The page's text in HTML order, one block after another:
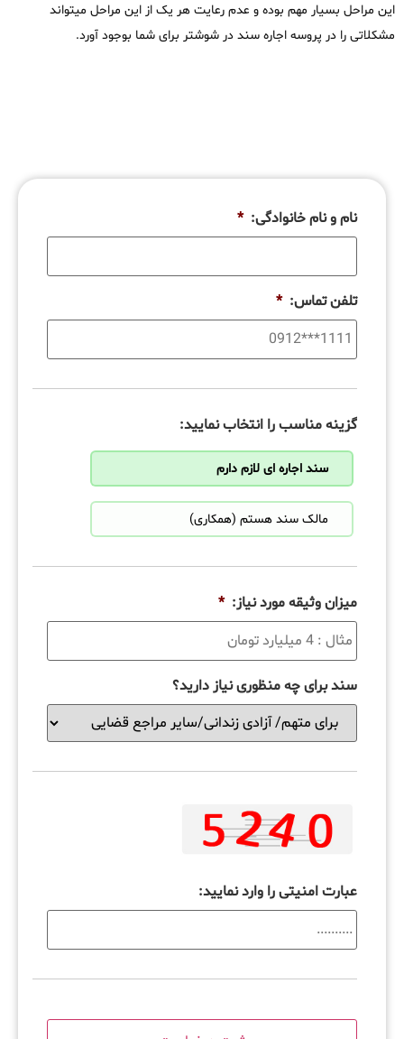
این مراحل بسیار مهم بوده و عدم رعایت هر یک از این مراحل میتواند
مشکلاتی را در پروسه اجاره سند در شوشتر برای شما بوجود آورد.
نام و نام خانوادگی: *
تلفن تماس: *
گزینه مناسب را انتخاب نمایید:
سند اجاره ای لازم دارم
مالک سند هستم (همکاری)
میزان وثیقه مورد نیاز: *
سند برای چه منظوری نیاز دارید؟
عبارت امنیتی را وارد نمایید: